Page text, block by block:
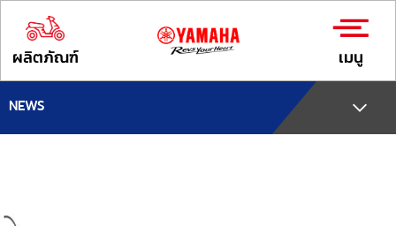
ผลิตภัณฑ์ เมนู
NEWS